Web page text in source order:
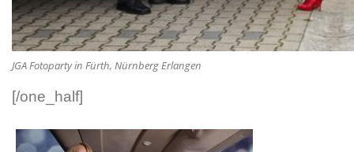
JGA Fotoparty in Fürth, Nürnberg Erlangen
[/one_half]